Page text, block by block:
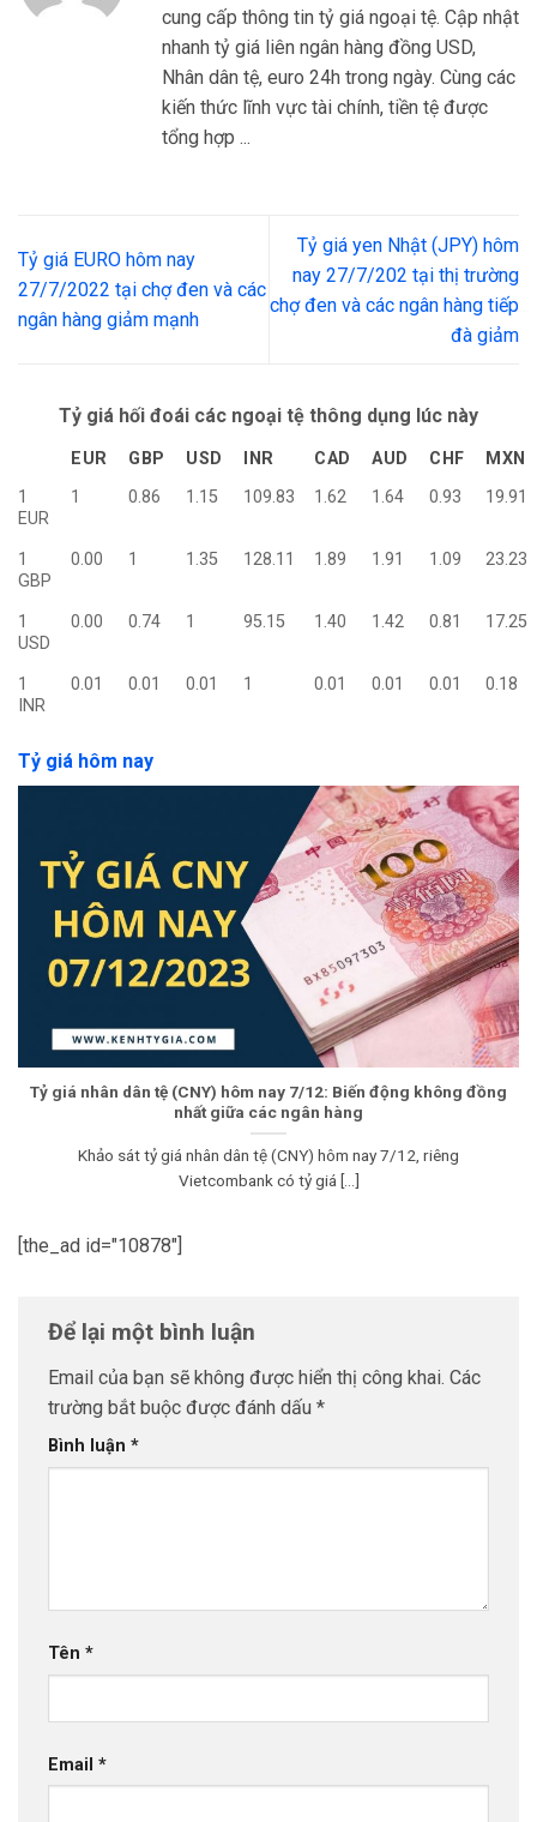
cung cấp thông tin tỷ giá ngoại tệ. Cập nhật
nhanh tỷ giá liên ngân hàng đồng USD,
Nhân dân tệ, euro 24h trong ngày. Cùng các
kiến thức lĩnh vực tài chính, tiền tệ được
tổng hợp ...
Tỷ giá EURO hôm nay
27/7/2022 tại chợ đen và các
ngân hàng giảm mạnh
Tỷ giá yen Nhật (JPY) hôm
nay 27/7/202 tại thị trường
chợ đen và các ngân hàng tiếp
đà giảm
Tỷ giá hối đoái các ngoại tệ thông dụng lúc này
EUR GBP USD INR CAD AUD CHF
MXN
1
EUR
1 0.86 1.15 109.83 1.62 1.64 0.93 19.91
1
GBP
0.00 1 1.35 128.11 1.89 1.91 1.09 23.23
1
USD
0.00 0.74 1 95.15 1.40 1.42 0.81 17.25
1
INR
0.01 0.01 0.01 1 0.01 0.01 0.01 0.18
Tỷ giá hôm nay
Tỷ giá nhân dân tệ (CNY) hôm nay 7/12: Biến động không đồng
nhất giữa các ngân hàng
Khảo sát tỷ giá nhân dân tệ (CNY) hôm nay 7/12, riêng
Vietcombank có tỷ giá [...]
[the_ad id="10878"]
Để lại một bình luận
Email của bạn sẽ không được hiển thị công khai. Các
trường bắt buộc được đánh dấu *
Bình luận *
Tên *
Email *